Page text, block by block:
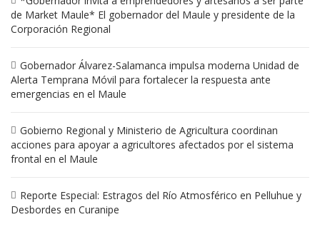
de Market Maule* El gobernador del Maule y presidente de la
Corporación Regional
Gobernador Álvarez-Salamanca impulsa moderna Unidad de
Alerta Temprana Móvil para fortalecer la respuesta ante
emergencias en el Maule
Gobierno Regional y Ministerio de Agricultura coordinan
acciones para apoyar a agricultores afectados por el sistema
frontal en el Maule
Reporte Especial: Estragos del Río Atmosférico en Pelluhue y
Desbordes en Curanipe